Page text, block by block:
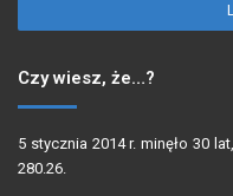
Czy wiesz, że…?
5 stycznia 2014 r. minęło 30
280.26.